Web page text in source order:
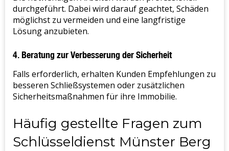
durchgeführt. Dabei wird darauf geachtet, Schäden
möglichst zu vermeiden und eine langfristige
Lösung anzubieten.
4. Beratung zur Verbesserung der Sicherheit
Falls erforderlich, erhalten Kunden Empfehlungen zu
besseren Schließsystemen oder zusätzlichen
Sicherheitsmaßnahmen für ihre Immobilie.
Häufig gestellte Fragen zum
Schlüsseldienst Münster Berg